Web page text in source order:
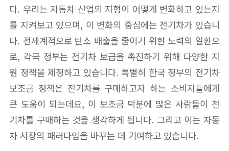
다. 우리는 자동차 산업의 지형이 어떻게 변화하고 있는지
를 지켜보고 있으며, 이 변화의 중심에는 전기차가 있습니
다. 전세계적으로 탄소 배출을 줄이기 위한 노력의 일환으
로, 각국 정부는 전기차 보급을 촉진하기 위해 다양한 지
원 정책을 제정하고 있습니다. 특별히 한국 정부의 전기차
보조금 정책은 전기차를 구매하고자 하는 소비자들에게
큰 도움이 되는데요, 이 보조금 덕분에 많은 사람들이 전
기차를 구매하는 것을 생각하게 됩니다. 그리고 이는 자동
차 시장의 패러다임을 바꾸는 데 기여하고 있습니다.